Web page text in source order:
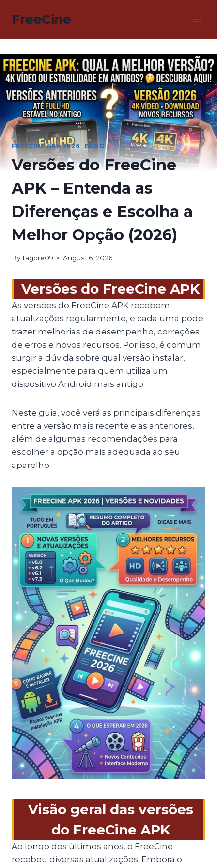
FreeCine
FREECINE APK 2026 | BLOG
Versões do FreeCine
APK – Entenda as
Diferenças e Escolha a
Melhor Opção (2026)
ByTagore09 August 6, 2026
Versões do FreeCine APK
As versões do FreeCine APK recebem
atualizações regularmente, e cada uma pode
trazer melhorias de desempenho, correções
de erros e novos recursos. Por isso, é comum
surgir a dúvida sobre qual versão instalar,
especialmente para quem utiliza um
dispositivo Android mais antigo.
Neste guia, você verá as principais diferenças
entre a versão mais recente e as anteriores,
além de algumas recomendações para
escolher a opção mais adequada ao seu
aparelho.
Visão geral das versões
do FreeCine APK
Ao longo dos últimos anos, o FreeCine
recebeu diversas atualizações. Embora o